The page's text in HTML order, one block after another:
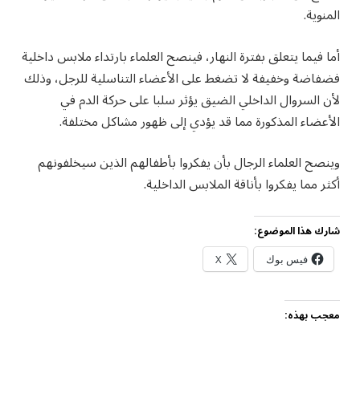
المنوية.
أما فيما يتعلق بفترة النهار، فينصح العلماء بارتداء ملابس داخلية
فضفاضة وخفيفة لا تضغط على الأعضاء التناسلية للرجل، وذلك
لأن السروال الداخلي الضيق يؤثر سلبا على حركة الدم في
الأعضاء المذكورة مما قد يؤدي إلى ظهور مشاكل مختلفة.
وينصح العلماء الرجال بأن يفكروا بأطفالهم الذين سيخلفونهم
أكثر مما يفكروا بأناقة الملابس الداخلية.
شارك هذا الموضوع:
فيس بوك X
معجب بهذه: